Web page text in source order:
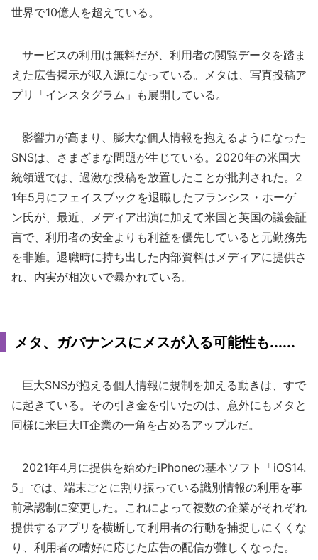
世界で10億人を超えている。
サービスの利用は無料だが、利用者の閲覧データを踏ま
えた広告掲示が収入源になっている。メタは、写真投稿ア
プリ「インスタグラム」も展開している。
影響力が高まり、膨大な個人情報を抱えるようになった
SNSは、さまざまな問題が生じている。2020年の米国大
統領選では、過激な投稿を放置したことが批判された。2
1年5月にフェイスブックを退職したフランシス・ホーゲ
ン氏が、最近、メディア出演に加えて米国と英国の議会証
言で、利用者の安全よりも利益を優先していると元勤務先
を非難。退職時に持ち出した内部資料はメディアに提供さ
れ、内実が相次いで暴かれている。
メタ、ガバナンスにメスが入る可能性も......
巨大SNSが抱える個人情報に規制を加える動きは、すで
に起きている。その引き金を引いたのは、意外にもメタと
同様に米巨大IT企業の一角を占めるアップルだ。
2021年4月に提供を始めたiPhoneの基本ソフト「iOS14.
5」では、端末ごとに割り振っている識別情報の利用を事
前承認制に変更した。これによって複数の企業がそれぞれ
提供するアプリを横断して利用者の行動を捕捉しにくくな
り、利用者の嗜好に応じた広告の配信が難しくなった。